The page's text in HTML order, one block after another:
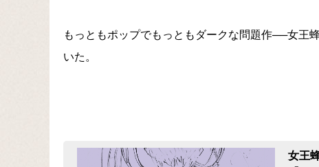
もっともポップでもっともダークな問題作──女王
いた。
女王